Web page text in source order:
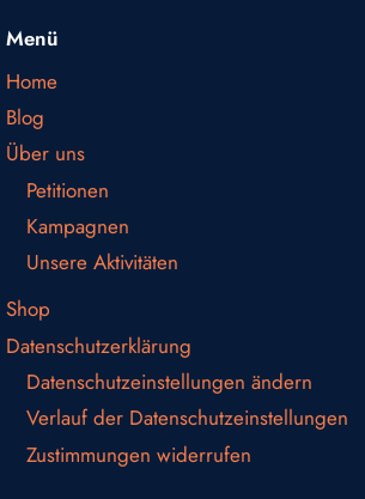
Menü
Home
Blog
Über uns
Petitionen
Kampagnen
Unsere Aktivitäten
Shop
Datenschutzerklärung
Datenschutzeinstellungen ändern
Verlauf der Datenschutzeinstellungen
Zustimmungen widerrufen